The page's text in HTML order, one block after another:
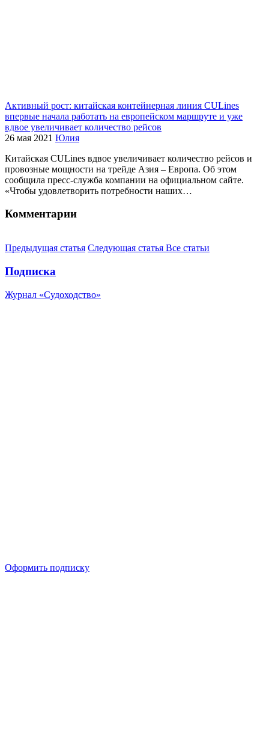
Активный рост: китайская контейнерная линия CULines
впервые начала работать на европейском маршруте и уже
вдвое увеличивает количество рейсов
26 мая 2021 Юлия
Китайская CULines вдвое увеличивает количество рейсов и
провозные мощности на трейде Азия – Европа. Об этом
сообщила пресс-служба компании на официальном сайте.
«Чтобы удовлетворить потребности наших…
Комментарии
Предыдущая статья Следующая статья Все статьи
Подписка
Журнал «Судоходство»
Оформить подписку